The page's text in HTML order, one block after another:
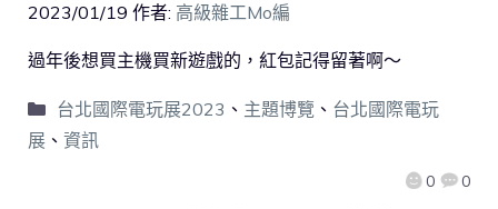
2023/01/19 作者: 高級雜工Mo編
0 0
過年後想買主機買新遊戲的，紅包記得留著啊～
台北國際電玩展2023 、 主題博覽 、 台北國際電玩
展 、 資訊